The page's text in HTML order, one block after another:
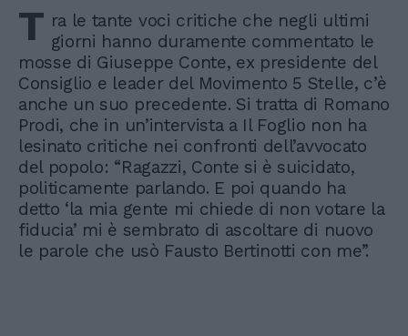
T ra le tante voci critiche che negli ultimi
giorni hanno duramente commentato le
mosse di Giuseppe Conte, ex presidente del
Consiglio e leader del Movimento 5 Stelle, c’è
anche un suo precedente. Si tratta di Romano
Prodi, che in un’intervista a Il Foglio non ha
lesinato critiche nei confronti dell’avvocato
del popolo: “Ragazzi, Conte si è suicidato,
politicamente parlando. E poi quando ha
detto ‘la mia gente mi chiede di non votare la
fiducia’ mi è sembrato di ascoltare di nuovo
le parole che usò Fausto Bertinotti con me”.